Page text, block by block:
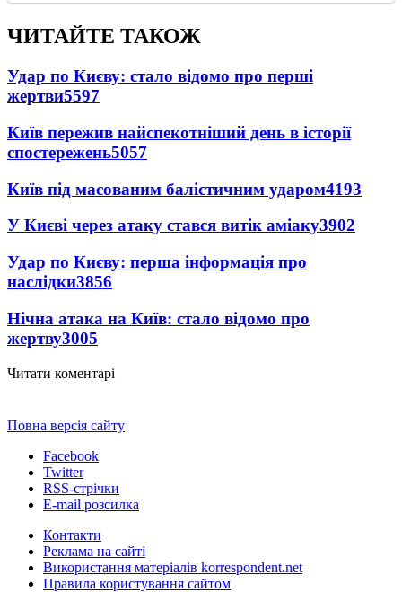
ЧИТАЙТЕ ТАКОЖ
Удар по Києву: стало відомо про перші
жертви5597
Київ пережив найспекотніший день в історії
спостережень5057
Київ під масованим балістичним ударом4193
У Києві через атаку стався витік аміаку3902
Удар по Києву: перша інформація про
наслідки3856
Нічна атака на Київ: стало відомо про
жертву3005
Читати коментарі
Повна версія сайту
Facebook
Twitter
RSS-стрічки
E-mail розсилка
Контакти
Реклама на сайті
Використання матеріалів korrespondent.net
Правила користування сайтом